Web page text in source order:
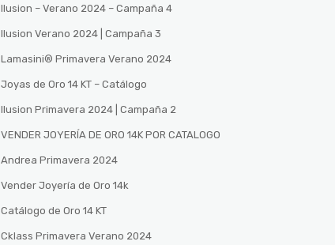
Ilusion – Verano 2024 – Campaña 4
Ilusion Verano 2024 | Campaña 3
Lamasini®️ Primavera Verano 2024
Joyas de Oro 14 KT – Catálogo
Ilusion Primavera 2024 | Campaña 2
VENDER JOYERÍA DE ORO 14K POR CATALOGO
Andrea Primavera 2024
Vender Joyería de Oro 14k
Catálogo de Oro 14 KT
Cklass Primavera Verano 2024